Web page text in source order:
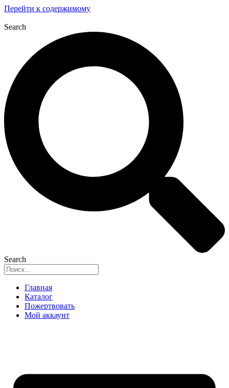
Перейти к содержимому
Search
Search
Главная
Каталог
Пожертвовать
Мой аккаунт